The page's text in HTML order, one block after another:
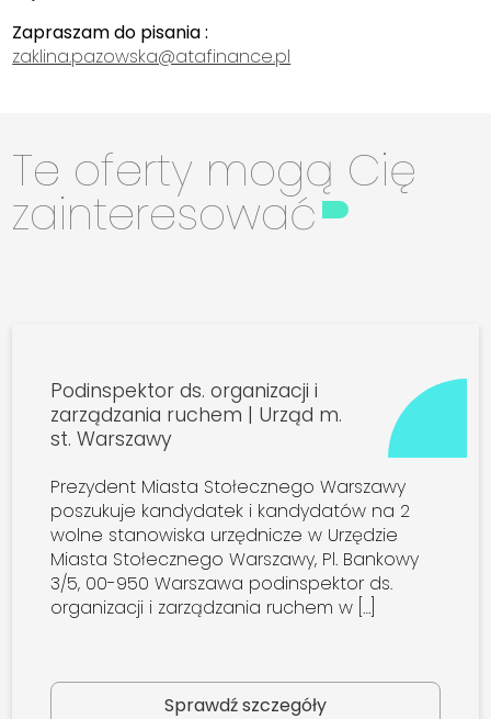
Zapraszam do pisania :
zaklina.pazowska@atafinance.pl
Te oferty mogą Cię
zainteresować
Podinspektor ds. organizacji i
zarządzania ruchem | Urząd m.
st. Warszawy
Prezydent Miasta Stołecznego Warszawy
poszukuje kandydatek i kandydatów na 2
wolne stanowiska urzędnicze w Urzędzie
Miasta Stołecznego Warszawy, Pl. Bankowy
3/5, 00-950 Warszawa podinspektor ds.
organizacji i zarządzania ruchem w […]
Sprawdź szczegóły